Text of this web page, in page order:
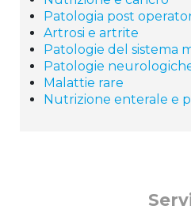
Patologia post
Artrosi e artrite
Patologie del sistema
Patologie
Malattie rare
Nutrizione enterale e